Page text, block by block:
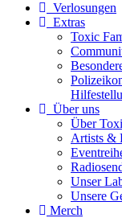
Verlosungen
Extras
Toxic
Über uns
Über
Artists &
Unser
Unsere
Merch